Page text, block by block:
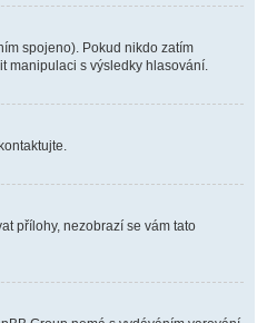
spojeno). Pokud nikdo zatím
manipulaci s výsledky hlasování.
přílohy, nezobrazí se vám tato